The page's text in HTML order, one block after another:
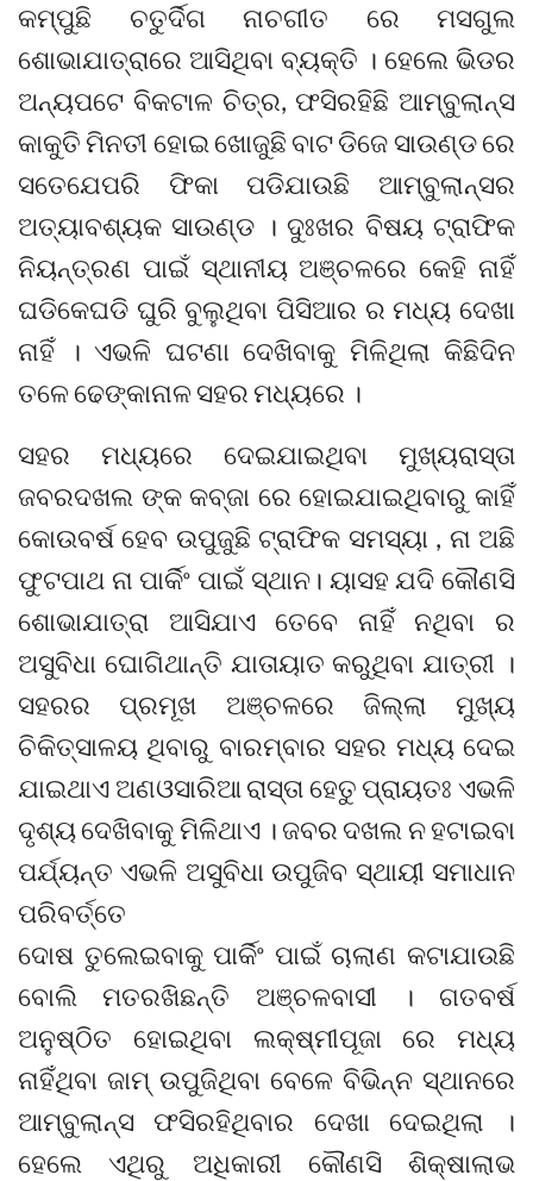
କମ୍ପୁଛି ଚତୁର୍ଦିଗ ନାଚଗୀତ ରେ ମସଗୁଲ
ଶୋଭାଯାତ୍ରାରେ ଆସିଥିବା ବ୍ୟକ୍ତି । ହେଲେ ଭିଡର
ଅନ୍ୟପଟେ ବିକଟାଳ ଚିତ୍ର, ଫସିରହିଛି ଆମ୍ବୁଲାନ୍ସ
କାକୁତି ମିନତୀ ହୋଇ ଖୋଜୁଛି ବାଟ ଡିଜେ ସାଉଣ୍ଡ ରେ
ସତେଯେପରି ଫିକା ପଡିଯାଉଛି ଆମ୍ବୁଲାନ୍ସର
ଅତ୍ୟାବଶ୍ୟକ ସାଉଣ୍ଡ । ଦୁଃଖର ବିଷୟ ଟ୍ରାଫିକ
ନିୟନ୍ତ୍ରଣ ପାଇଁ ସ୍ଥାନୀୟ ଅଞ୍ଚଳରେ କେହି ନାହିଁ
ଘଡିକେଘଡି ଘୁରି ବୁଲୁଥିବା ପିସିଆର ର ମଧ୍ୟ ଦେଖା
ନାହିଁ । ଏଭଳି ଘଟଣା ଦେଖିବାକୁ ମିଳିଥିଲା କିଛିଦିନ
ତଳେ ଢେଙ୍କାନାଳ ସହର ମଧ୍ୟରେ ।
ସହର ମଧ୍ୟରେ ଦେଇଯାଇଥିବା ମୁଖ୍ୟରାସ୍ତା
ଜବରଦଖଲ ଙ୍କ କବ୍ଜା ରେ ହୋଇଯାଇଥିବାରୁ କାହିଁ
କୋଉବର୍ଷ ହେବ ଉପୁଜୁଛି ଟ୍ରାଫିକ ସମସ୍ୟା , ନା ଅଛି
ଫୁଟପାଥ ନା ପାର୍କିଂ ପାଇଁ ସ୍ଥାନ। ୟାସହ ଯଦି କୌଣସି
ଶୋଭାଯାତ୍ରା ଆସିଯାଏ ତେବେ ନାହିଁ ନଥିବା ର
ଅସୁବିଧା ଘୋଗିଥାନ୍ତି ଯାତାୟାତ କରୁଥିବା ଯାତ୍ରୀ ।
ସହରର ପ୍ରମୂଖ ଅଞ୍ଚଳରେ ଜିଲ୍ଲା ମୁଖ୍ୟ
ଚିକିତ୍ସାଳୟ ଥିବାରୁ ବାରମ୍ବାର ସହର ମଧ୍ୟ ଦେଇ
ଯାଇଥାଏ ଅଣଓସାରିଆ ରାସ୍ତା ହେତୁ ପ୍ରାୟତଃ ଏଭଳି
ଦୃଶ୍ୟ ଦେଖିବାକୁ ମିଳିଥାଏ । ଜବର ଦଖଲ ନ ହଟାଇବା
ପର୍ଯ୍ୟନ୍ତ ଏଭଳି ଅସୁବିଧା ଉପୁଜିବ ସ୍ଥାୟୀ ସମାଧାନ
ପରିବର୍ତ୍ତେ
ଦୋଷ ତୁଲେଇବାକୁ ପାର୍କିଂ ପାଇଁ ଚାଲାଣ କଟାଯାଉଛି
ବୋଲି ମତରଖିଛନ୍ତି ଅଞ୍ଚଳବାସୀ । ଗତବର୍ଷ
ଅନୁଷ୍ଠିତ ହୋଇଥିବା ଲକ୍ଷ୍ମୀପୂଜା ରେ ମଧ୍ୟ
ନାହିଁଥିବା ଜାମ୍ ଉପୁଜିଥିବା ବେଳେ ବିଭିନ୍ନ ସ୍ଥାନରେ
ଆମ୍ବୁଲାନ୍ସ ଫସିରହିଥିବାର ଦେଖା ଦେଇଥିଲା ।
ହେଲେ ଏଥିରୁ ଅଧିକାରୀ କୌଣସି ଶିକ୍ଷାଲାଭ